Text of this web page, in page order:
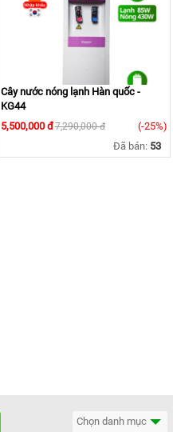
Cây nước nóng lạnh Hàn quốc -
KG44
5,500,000 đ7,290,000 đ
(-25%)
Đã bán: 53
Chọn danh mục